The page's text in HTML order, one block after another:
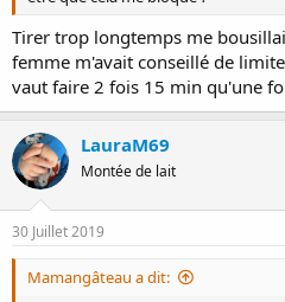
Tirer trop longtemps me
femme m'avait conseillé de
vaut faire 2 fois 15 min qu'une
LauraM69
Montée de lait
30 Juillet 2019
Mamangâteau a dit: